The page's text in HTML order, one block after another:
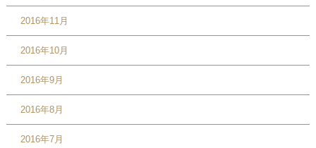
2016年11月
2016年10月
2016年9月
2016年8月
2016年7月